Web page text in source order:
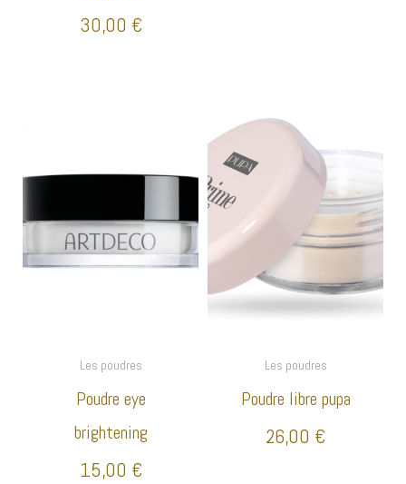
30,00 €
Les poudres
Poudre eye
brightening
15,00 €
Les poudres
Poudre libre pupa
26,00 €